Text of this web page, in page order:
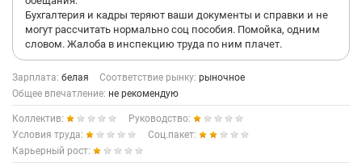
Бухгалтерия и кадры теряют ваши документы и справки и не
могут рассчитать нормально соц пособия. Помойка, одним
словом. Жалоба в инспекцию труда по ним плачет.
Зарплата: белая Соответствие рынку: рыночное
Общее впечатление: не рекомендую
Коллектив:
Руководство:
Условия труда:
Соц.пакет:
Карьерный рост: